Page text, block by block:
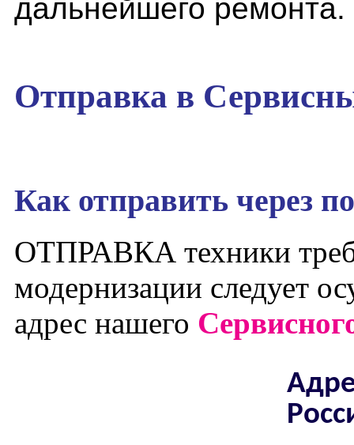
дальнейшего ремонта.
Отправка в
Как отправить через
ОТПРАВКА техники
модернизации следует
адрес нашего